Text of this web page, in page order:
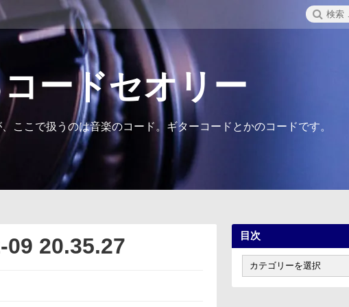
検
索:
ードセオリー
ここで扱うのは音楽のコード。ギターコードとかのコードです。
20.35.27 目次
次